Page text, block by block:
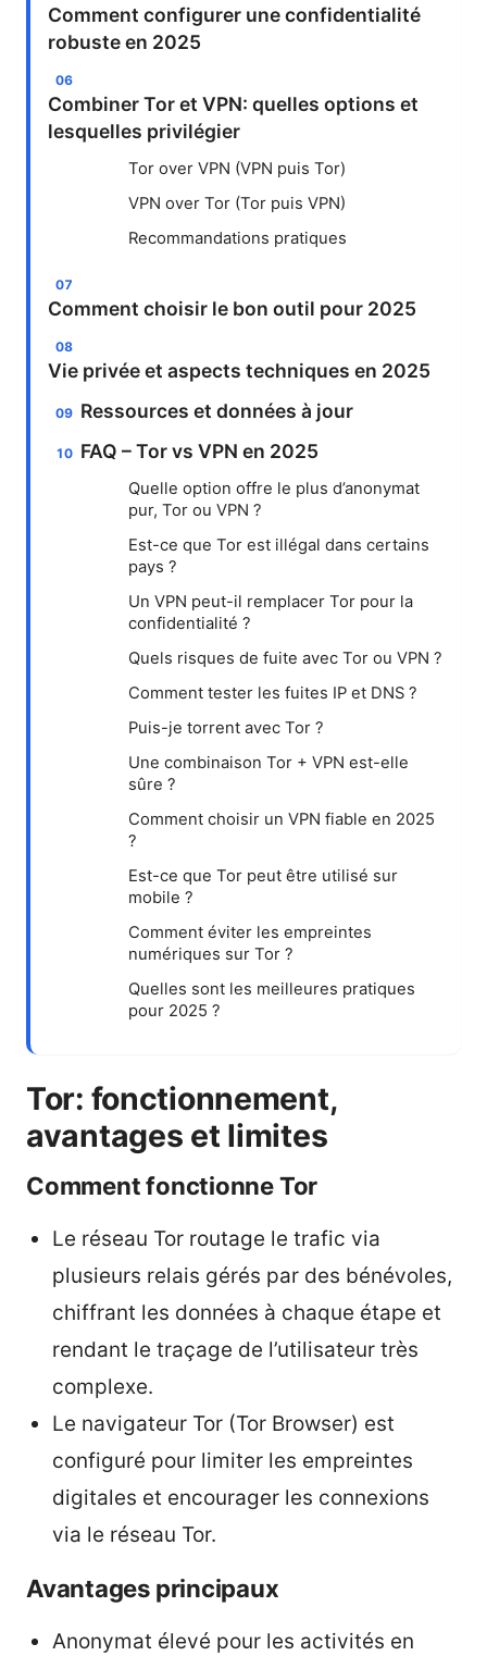
Comment configurer une confidentialité
robuste en 2025
Combiner Tor et VPN: quelles options et
lesquelles privilégier
Tor over VPN (VPN puis Tor)
VPN over Tor (Tor puis VPN)
Recommandations pratiques
Comment choisir le bon outil pour 2025
Vie privée et aspects techniques en 2025
Ressources et données à jour
FAQ – Tor vs VPN en 2025
Quelle option offre le plus d’anonymat
pur, Tor ou VPN ?
Est-ce que Tor est illégal dans certains
pays ?
Un VPN peut-il remplacer Tor pour la
confidentialité ?
Quels risques de fuite avec Tor ou VPN ?
Comment tester les fuites IP et DNS ?
Puis-je torrent avec Tor ?
Une combinaison Tor + VPN est-elle
sûre ?
Comment choisir un VPN fiable en 2025
?
Est-ce que Tor peut être utilisé sur
mobile ?
Comment éviter les empreintes
numériques sur Tor ?
Quelles sont les meilleures pratiques
pour 2025 ?
Tor: fonctionnement,
avantages et limites
Comment fonctionne Tor
Le réseau Tor routage le trafic via
plusieurs relais gérés par des bénévoles,
chiffrant les données à chaque étape et
rendant le traçage de l’utilisateur très
complexe.
Le navigateur Tor (Tor Browser) est
configuré pour limiter les empreintes
digitales et encourager les connexions
via le réseau Tor.
Avantages principaux
Anonymat élevé pour les activités en